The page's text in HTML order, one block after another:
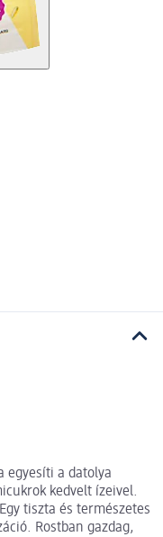
egyesíti a datolya
kedvelt ízeivel.
tiszta és természetes
Rostban gazdag,